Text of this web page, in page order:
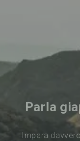
Parla
Impara